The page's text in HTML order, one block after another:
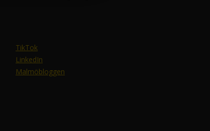
TikTok
LinkedIn
Malmöbloggen